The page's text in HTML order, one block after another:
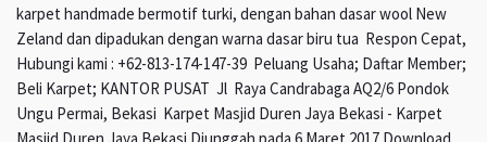
karpet handmade bermotif turki, dengan bahan dasar wool New
Zeland dan dipadukan dengan warna dasar biru tua Respon Cepat,
Hubungi kami : +62-813-174-147-39 Peluang Usaha; Daftar Member;
Beli Karpet; KANTOR PUSAT Jl Raya Candrabaga AQ2/6 Pondok
Ungu Permai, Bekasi Karpet Masjid Duren Jaya Bekasi - Karpet